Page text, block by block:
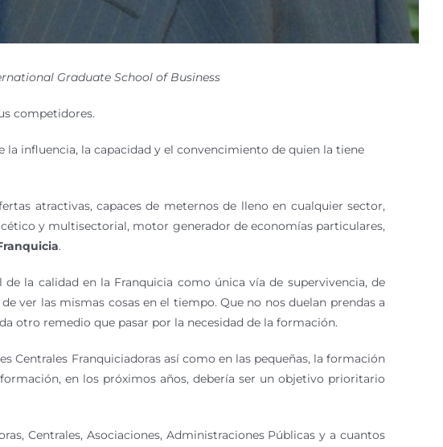
Graduate School of Business
competidores.
influencia, la capacidad y el convencimiento de quien la tiene
atractivas, capaces de meternos de lleno en cualquier sector,
y multisectorial, motor generador de economías particulares,
.
la calidad en la Franquicia como única vía de supervivencia, de
ver las mismas cosas en el tiempo. Que no nos duelan prendas a
otro remedio que pasar por la necesidad de la formación.
Centrales Franquiciadoras así como en las pequeñas, la formación
en los próximos años, debería ser un objetivo prioritario
Centrales, Asociaciones, Administraciones Públicas y a cuantos